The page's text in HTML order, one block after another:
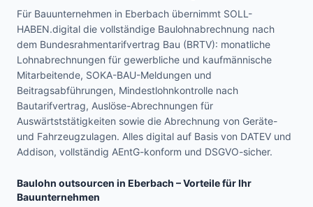
Für Bauunternehmen in Eberbach übernimmt SOLL-
HABEN.digital die vollständige Baulohnabrechnung nach
dem Bundesrahmentarifvertrag Bau (BRTV): monatliche
Lohnabrechnungen für gewerbliche und kaufmännische
Mitarbeitende, SOKA-BAU-Meldungen und
Beitragsabführungen, Mindestlohnkontrolle nach
Bautarifvertrag, Auslöse-Abrechnungen für
Auswärtststätigkeiten sowie die Abrechnung von Geräte-
und Fahrzeugzulagen. Alles digital auf Basis von DATEV und
Addison, vollständig AEntG-konform und DSGVO-sicher.
Baulohn outsourcen in Eberbach – Vorteile für Ihr
Bauunternehmen